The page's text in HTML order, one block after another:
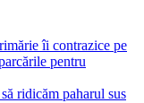
îi contrazice pe
pentru
ridicăm paharul sus